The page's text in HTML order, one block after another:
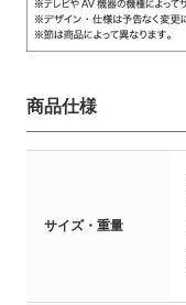
商品仕様
サイズ・重量